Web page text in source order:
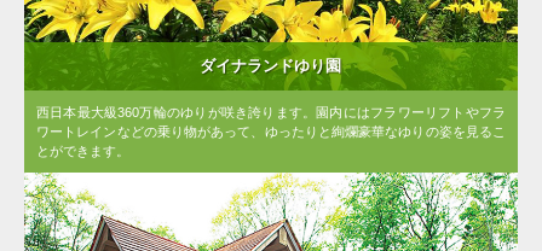
ダイナランドゆり園
西日本最大級360万輪のゆりが咲き誇ります。園内にはフラワーリフトやフラ
ワートレインなどの乗り物があって、ゆったりと絢爛豪華なゆりの姿を見るこ
とができます。